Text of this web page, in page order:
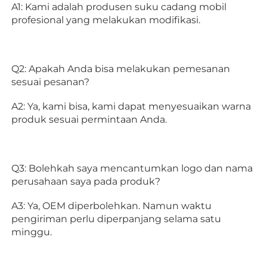
A1: Kami adalah produsen suku cadang mobil
profesional yang melakukan modifikasi.
Q2: Apakah Anda bisa melakukan pemesanan
sesuai pesanan?
A2: Ya, kami bisa, kami dapat menyesuaikan warna
produk sesuai permintaan Anda.
Q3: Bolehkah saya mencantumkan logo dan nama
perusahaan saya pada produk?
A3: Ya, OEM diperbolehkan. Namun waktu
pengiriman perlu diperpanjang selama satu
minggu.